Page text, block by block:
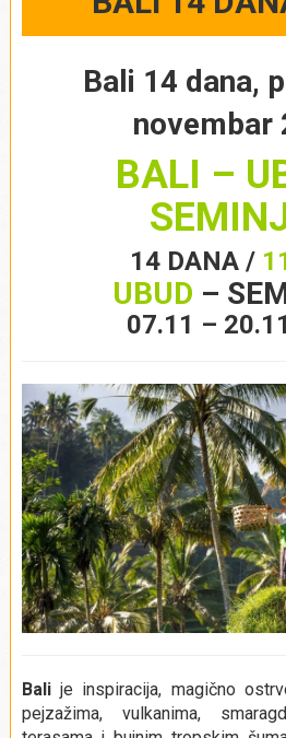
Bali 14 dana,
novembar
BALI –
14 DANA /
UBUD –
07.11 –
Bali je inspiracija, magično
pejzažima, vulkanima,